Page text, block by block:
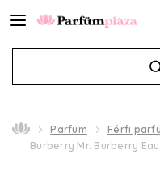
Parfüm Férfi
Burberry Mr. Burberry